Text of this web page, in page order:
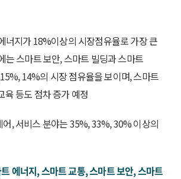
너지가 18%이상의 시장점유율로 가장 큰
는 스마트 보안, 스마트 빌딩과 스마트
14%의 시장 점유율을 보이며, 스마트
육 등도 점차 증가 예정
, 서비스 분야는 35%, 33%, 30% 이상의
에너지, 스마트 교통, 스마트 보안, 스마트